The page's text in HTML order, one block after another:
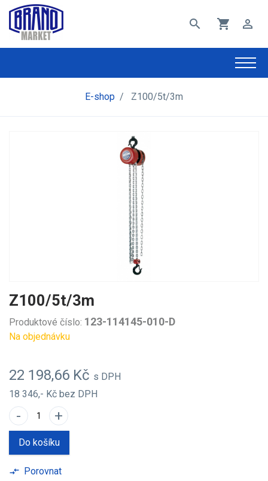
search shopping_cart perm_identity
E-shop / Z100/5t/3m
Z100/5t/3m
Produktové číslo: 123-114145-010-D
Na objednávku
22 198,66 Kč s DPH
18 346,- Kč bez DPH
- +
Do košíku
compare_arrows Porovnat